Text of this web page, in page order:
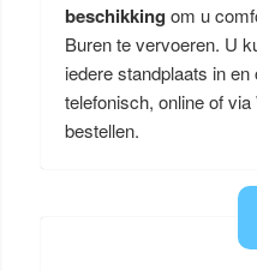
beschikking om u
Buren te vervoeren. U
iedere standplaats in
telefonisch, online of
bestellen.